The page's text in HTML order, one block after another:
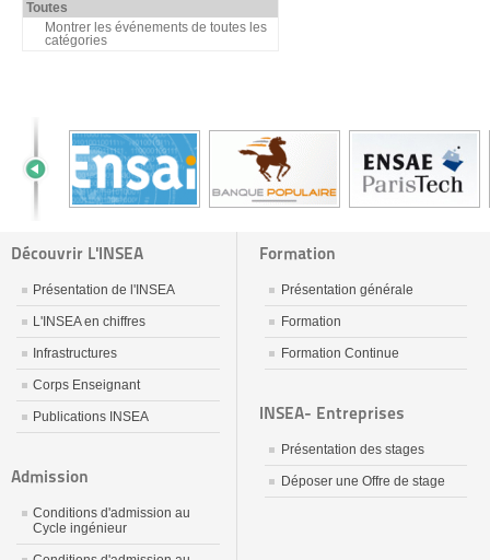
Toutes
Montrer les événements de toutes les
catégories
Découvrir L'INSEA
Présentation de l'INSEA
L'INSEA en chiffres
Infrastructures
Corps Enseignant
Publications INSEA
Admission
Conditions d'admission au
Cycle ingénieur
Formation
Présentation générale
Formation
Formation Continue
INSEA- Entreprises
Présentation des stages
Déposer une Offre de stage